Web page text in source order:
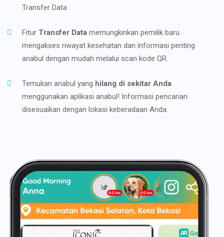
Transfer Data
Fitur Transfer Data memungkinkan pemilik baru
mengakses riwayat kesehatan dan informasi penting
anabul dengan mudah melalui scan kode QR.
Temukan anabul yang hilang di sekitar Anda
menggunakan aplikasi anabul! Informasi pencarian
disesuaikan dengan lokasi keberadaan Anda.